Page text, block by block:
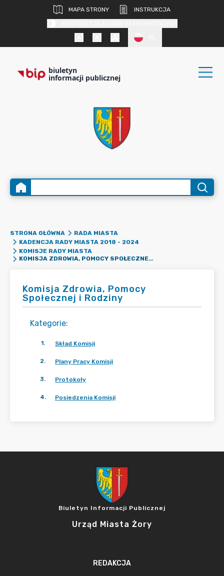
MAPA STRONY
INSTRUKCJA
biuletyn
informacji publicznej
STRONA GŁÓWNA
RADA MIASTA
KADENCJA RADY MIASTA 2018 - 2024
KOMISJE RADY MIASTA
KOMISJA ZDROWIA, POMOCY SPOŁECZNEJ I RODZINY
Komisja Zdrowia, Pomocy
Społecznej i Rodziny
Kategorie:
1. Skład Komisji
2. Plany Pracy Komisji
3. Protokoły
4. Posiedzenia Komisji
Biuletyn Informacji Publicznej
Urząd Miasta Żory
REDAKCJA